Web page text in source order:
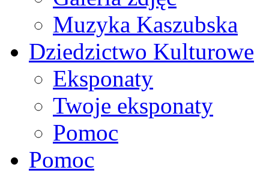
Muzyka Kaszubska
Dziedzictwo Kulturowe
Eksponaty
Twoje eksponaty
Pomoc
Pomoc